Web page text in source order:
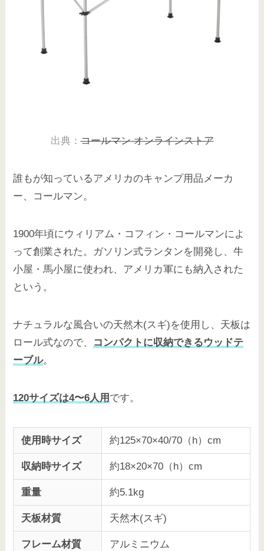
出典：コールマン オンラインストア
誰もが知っているアメリカのキャンプ用品メーカ
ー、コールマン。
1900年頃にウィリアム・コフィン・コールマンによ
って創業された。ガソリン式ランタンを開発し、牛
小屋・馬小屋に使われ、アメリカ軍にも納入された
という。
ナチュラルな風合いの天然木(スギ)を使用し、天板は
ロール式なので、 コンパクトに収納できるウッドテ
ーブル。
120サイズは4〜6人用 です。
使用時サイズ 約125×70×40/70（h）cm
収納時サイズ 約18×20×70（h）cm
重量 約5.1kg
天板材質 天然木(スギ)
フレーム材質 アルミニウム